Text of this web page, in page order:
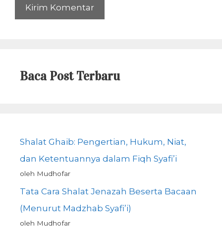
Baca Post Terbaru
Shalat Ghaib: Pengertian, Hukum, Niat,
dan Ketentuannya dalam Fiqh Syafi’i
oleh Mudhofar
Tata Cara Shalat Jenazah Beserta Bacaan
(Menurut Madzhab Syafi’i)
oleh Mudhofar